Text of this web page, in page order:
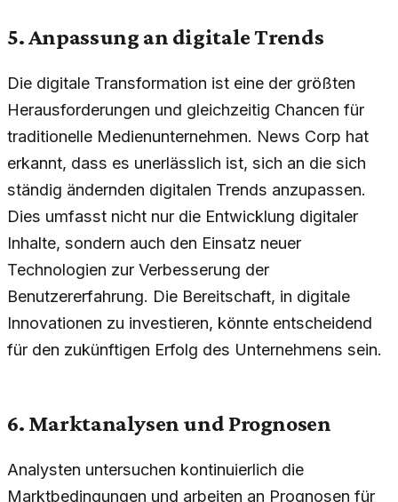
5. Anpassung an digitale Trends
Die digitale Transformation ist eine der größten
Herausforderungen und gleichzeitig Chancen für
traditionelle Medienunternehmen. News Corp hat
erkannt, dass es unerlässlich ist, sich an die sich
ständig ändernden digitalen Trends anzupassen.
Dies umfasst nicht nur die Entwicklung digitaler
Inhalte, sondern auch den Einsatz neuer
Technologien zur Verbesserung der
Benutzererfahrung. Die Bereitschaft, in digitale
Innovationen zu investieren, könnte entscheidend
für den zukünftigen Erfolg des Unternehmens sein.
6. Marktanalysen und Prognosen
Analysten untersuchen kontinuierlich die
Marktbedingungen und arbeiten an Prognosen für